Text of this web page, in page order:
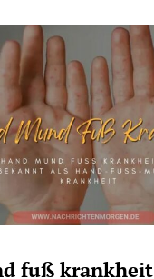
fuß krankheit